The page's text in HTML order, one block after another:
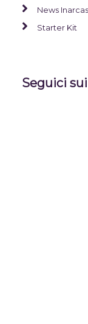
News
Starter Kit
Seguici